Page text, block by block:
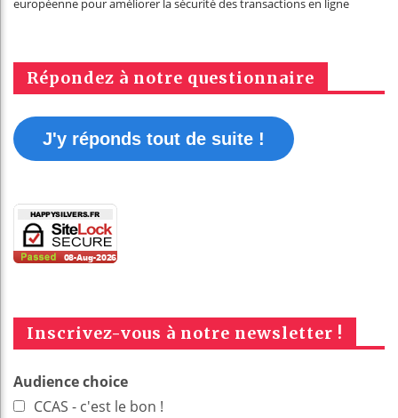
européenne pour améliorer la sécurité des transactions en ligne
Répondez à notre questionnaire
J'y réponds tout de suite !
Inscrivez-vous à notre newsletter !
Audience choice
CCAS - c'est le bon !